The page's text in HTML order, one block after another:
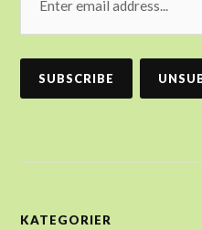
KATEGORIER